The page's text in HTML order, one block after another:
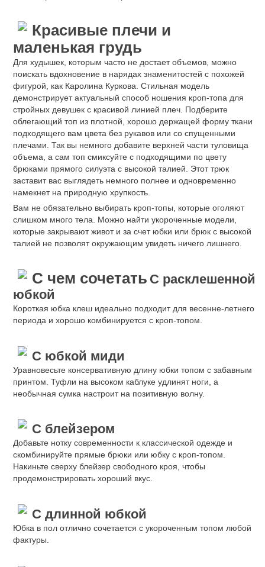
Красивые плечи и
маленькая грудь
Для худышек, которым часто не достает объемов, можно
поискать вдохновение в нарядах знаменитостей с похожей
фигурой, как Каролина Куркова. Стильная модель
демонстрирует актуальный способ ношения кроп-топа для
стройных девушек с красивой линией плеч. Подберите
облегающий топ из плотной, хорошо держащей форму ткани
подходящего вам цвета без рукавов или со спущенными
плечами. Так вы немного добавите верхней части туловища
объема, а сам топ смиксуйте с подходящими по цвету
брюками прямого силуэта с высокой талией. Этот трюк
заставит вас выглядеть немного полнее и одновременно
намекнет на природную хрупкость.
Вам не обязательно выбирать кроп-топы, которые оголяют
слишком много тела. Можно найти укороченные модели,
которые закрывают живот и за счет юбки или брюк с высокой
талией не позволят окружающим увидеть ничего лишнего.
С чем сочетать С расклешенной
юбкой
Короткая юбка клеш идеально подходит для весенне-летнего
периода и хорошо комбинируется с кроп-топом.
С юбкой миди
Уравновесьте консервативную длину юбки топом с забавным
принтом. Туфли на высоком каблуке удлинят ноги, а
необычная сумка настроит на позитивную волну.
С блейзером
Добавьте нотку современности к классической одежде и
скомбинируйте прямые брюки или юбку с кроп-топом.
Накиньте сверху блейзер свободного кроя, чтобы
продемонстрировать хороший вкус.
С длинной юбкой
Юбка в пол отлично сочетается с укороченным топом любой
фактуры.